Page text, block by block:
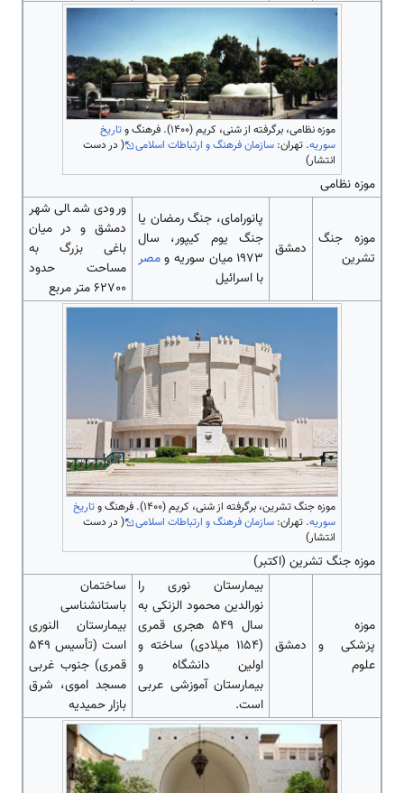
موزه نظامی، برگرفته از شنی، کریم (۱۴۰۰). فرهنگ و
تاریخ
سوریه. تهران: سازمان فرهنگ و ارتباطات اسلامی
( در دست
انتشار)
موزه نظامی
موزه جنگ
تشرین
دمشق
پانورامای، جنگ رمضان یا
جنگ یوم کیپور، سال
۱۹۷۳ میان سوریه و
مصر
با اسرائیل
ورودی شمالی شهر
دمشق و در میان
باغی بزرگ به
مساحت حدود
62700 متر مربع
موزه جنگ تشرین، برگرفته از شنی، کریم (۱۴۰۰). فرهنگ و
تاریخ
سوریه. تهران: سازمان فرهنگ و ارتباطات اسلامی
( در دست
انتشار)
موزه جنگ تشرین (اکتبر)
موزه
پزشکی و
علوم
دمشق
بیمارستان نوری را
نورالدین محمود الزنکی به
سال 549 هجری قمری
(1154 میلادی) ساخته و
اولین دانشگاه و
بیمارستان آموزشی عربی
‌‌‌‌‌‌‌‌‌است.
ساختمان
باستانشناسی
بیمارستان النوری
‌‌‌‌‌‌‌‌‌است (تأسیس 549
قمری) جنوب غربی
مسجد اموی، شرق
بازار حمیدیه